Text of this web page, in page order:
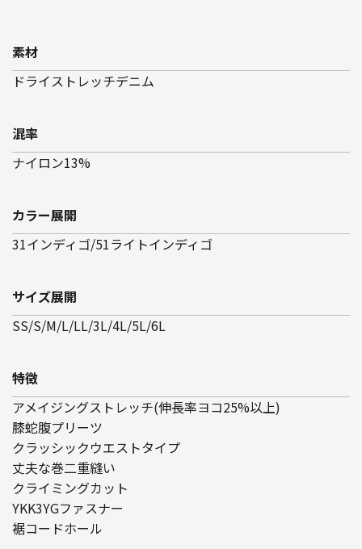
素材
ドライストレッチデニム
混率
ナイロン13%
カラー展開
31インディゴ/51ライトインディゴ
サイズ展開
SS/S/M/L/LL/3L/4L/5L/6L
特徴
アメイジングストレッチ(伸長率ヨコ25%以上)
膝蛇腹プリーツ
クラッシックウエストタイプ
丈夫な巻二重縫い
クライミングカット
YKK3YGファスナー
裾コードホール